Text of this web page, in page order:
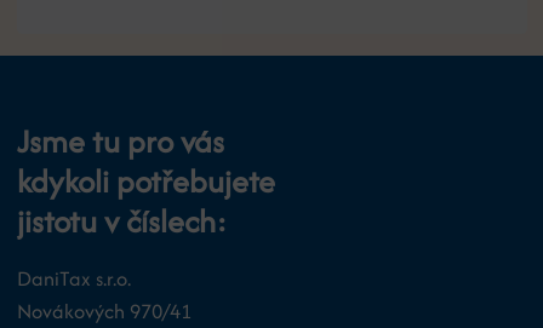
Jsme tu pro vás
kdykoli potřebujete
jistotu v číslech:
DaniTax s.r.o.
Novákových 970/41